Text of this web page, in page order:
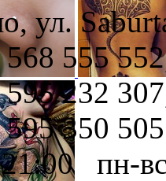
ул.
555
232
350 505
пн-